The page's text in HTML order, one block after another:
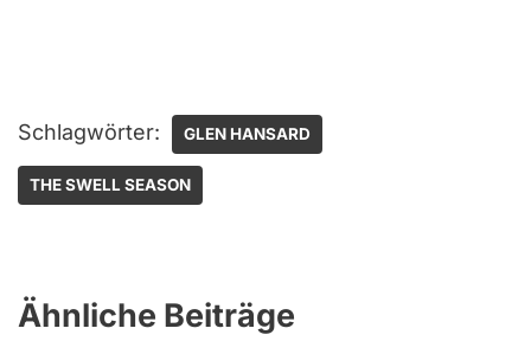
Schlagwörter: GLEN HANSARD
THE SWELL SEASON
Ähnliche Beiträge